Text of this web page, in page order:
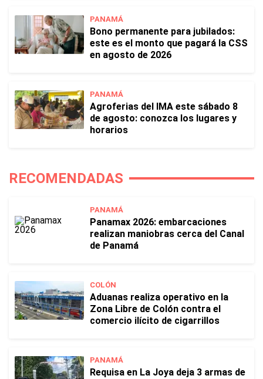
PANAMÁ
Bono permanente para jubilados:
este es el monto que pagará la CSS
en agosto de 2026
PANAMÁ
Agroferias del IMA este sábado 8
de agosto: conozca los lugares y
horarios
RECOMENDADAS
PANAMÁ
Panamax 2026: embarcaciones
realizan maniobras cerca del Canal
de Panamá
COLÓN
Aduanas realiza operativo en la
Zona Libre de Colón contra el
comercio ilícito de cigarrillos
PANAMÁ
Requisa en La Joya deja 3 armas de